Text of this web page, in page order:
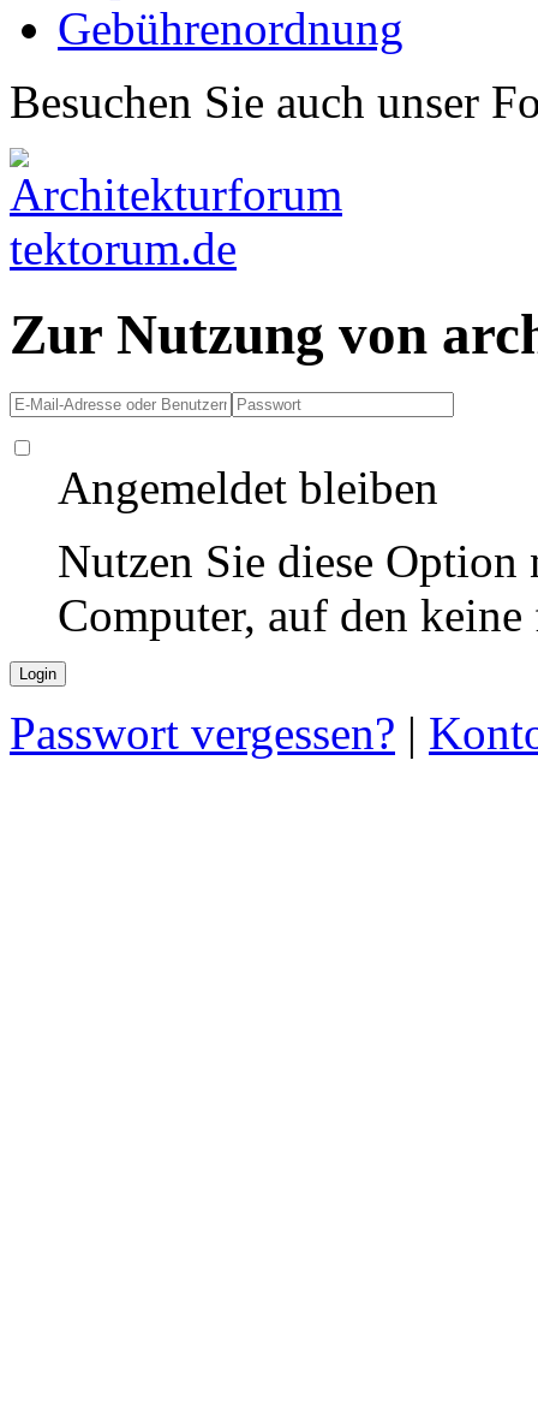
Gebührenordnung
Besuchen Sie auch unser
Zur Nutzung von
Angemeldet bleiben
Nutzen Sie diese
Computer, auf den
Passwort vergessen? |